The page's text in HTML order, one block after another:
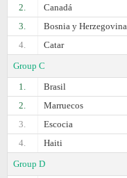
2.
Canadá
3.
Bosnia y Herzegovina
4.
Catar
Group C
1.
Brasil
2.
Marruecos
3.
Escocia
4.
Haiti
Group D